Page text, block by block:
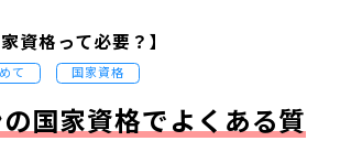
資格って必要？】
て 国家資格
国家資格でよくある質